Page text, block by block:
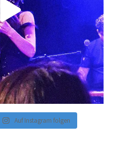
Auf Instagram folgen